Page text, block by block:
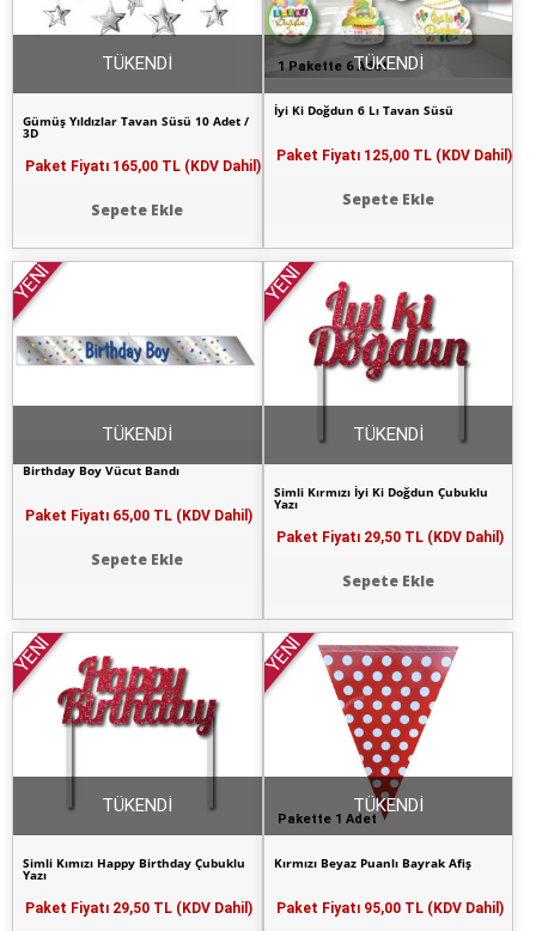
Gümüş Yıldızlar Tavan Süsü 10 Adet /
3D
Paket Fiyatı 165,00 TL (KDV Dahil)
Sepete Ekle
TÜKENDİ 1 Pakette 6 Adet
İyi Ki Doğdun 6 Lı Tavan Süsü
Paket Fiyatı 125,00 TL (KDV Dahil)
Sepete Ekle
TÜKENDİ
YENİ
Birthday Boy Vücut Bandı
Paket Fiyatı 65,00 TL (KDV Dahil)
Sepete Ekle
TÜKENDİ
YENİ
Simli Kırmızı İyi Ki Doğdun Çubuklu
Yazı
Paket Fiyatı 29,50 TL (KDV Dahil)
Sepete Ekle
TÜKENDİ
YENİ
Simli Kımızı Happy Birthday Çubuklu
Yazı
Paket Fiyatı 29,50 TL (KDV Dahil)
TÜKENDİ
Pakette 1 Adet
YENİ
Kırmızı Beyaz Puanlı Bayrak Afiş
Paket Fiyatı 95,00 TL (KDV Dahil)
TÜKENDİ